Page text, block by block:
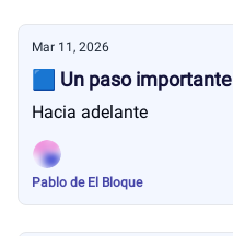
Mar 11, 2026
🟦 Un paso importante
Hacia adelante
Pablo de El Bloque